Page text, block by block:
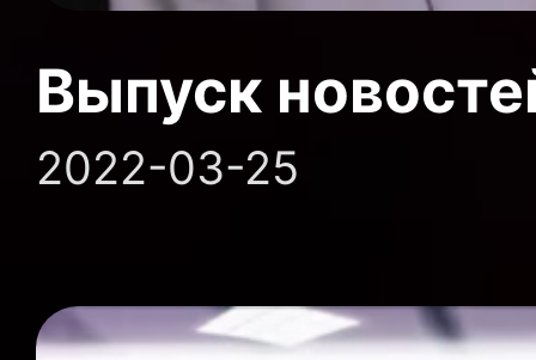
Выпуск
2022-03-25